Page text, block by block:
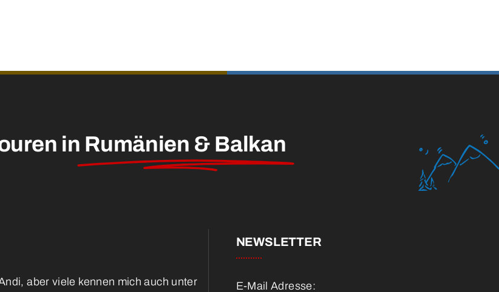
in Rumänien & Balkan
aber viele kennen mich auch unter
NEWSLETTER
E-Mail Adresse: